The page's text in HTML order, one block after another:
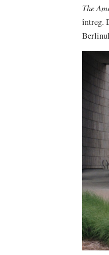
The
întreg.